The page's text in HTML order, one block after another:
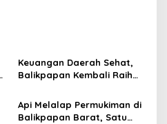
Keuangan Daerah Sehat,
Balikpapan Kembali Raih
Api Melalap Permukiman di
Balikpapan Barat, Satu